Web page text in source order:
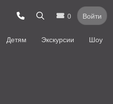
0 Войти
Детям Экскурсии Шоу